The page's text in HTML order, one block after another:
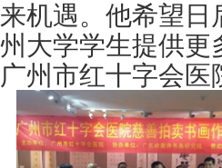
来机遇。他希望
州大学学生提供更
广州市红十字会